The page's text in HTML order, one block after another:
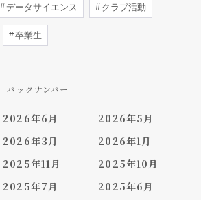
データサイエンス クラブ活動
卒業生
バックナンバー
2026年6月
2026年5月
2026年3月
2026年1月
2025年11月
2025年10月
2025年7月
2025年6月